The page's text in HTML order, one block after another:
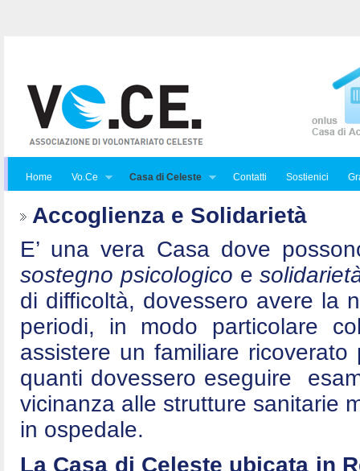
Home Vo.Ce Casa di Celeste Contatti Sostienici
Accoglienza e Solidarietà
E’ una vera Casa dove
sostegno psicologico e
di difficoltà, dovessero avere la
periodi, in modo particolare
assistere un familiare
quanti dovessero eseguire
vicinanza alle strutture sanitarie
in ospedale.
La Casa di Celeste ubicata in